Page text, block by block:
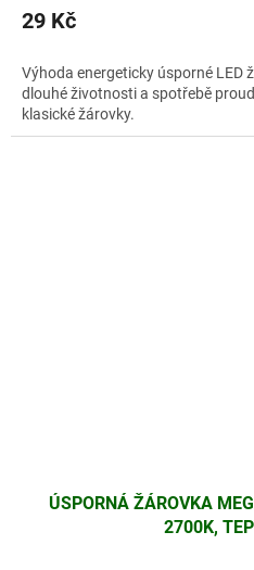
29 Kč
Výhoda energeticky úsporné LED
dlouhé životnosti a spotřebě
klasické žárovky.
ÚSPORNÁ ŽÁROVKA
2700K,